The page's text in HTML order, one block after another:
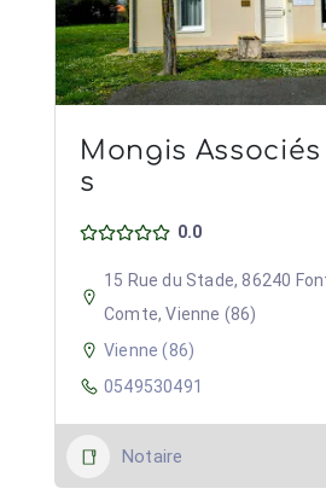
Mongis
s
0.0
15 Rue du Stade, 86240
Comte, Vienne (86)
Vienne (86)
0549530491
Notaire